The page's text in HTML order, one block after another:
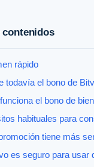
contenidos
rápido
todavía el bono de
el bono de
habituales para
tiene más
es seguro para usar